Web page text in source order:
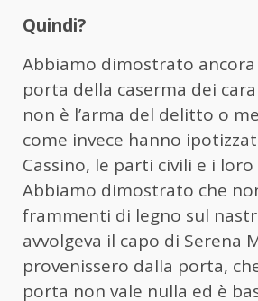
Quindi?
Abbiamo dimostrato ancora
porta della caserma dei
non è l’arma del delitto o
come invece hanno
Cassino, le parti civili e i
Abbiamo dimostrato che
frammenti di legno sul
avvolgeva il capo di Serena
provenissero dalla porta,
porta non vale nulla ed è